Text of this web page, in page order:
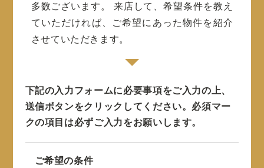
多数ございます。
来店して、希望条件を教え
ていただければ、ご希望にあった物件を紹介
させていただきます。
下記の入力フォームに必要事項をご入力の上、
送信ボタンをクリックしてください。 必須マー
クの項目は必ずご入力をお願いします。
ご希望の条件